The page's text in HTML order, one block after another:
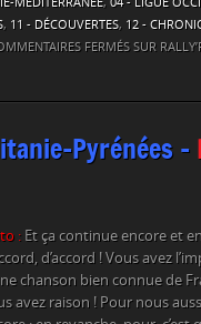
, 11 - DÉCOUVERTES, 12 -
FERMÉS SUR
Pyrénées –
: Et ça continue encore et
d’accord ! Vous avez
chanson bien connue de
avez raison ! Pour nous